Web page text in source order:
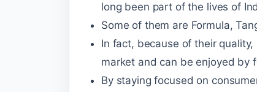
long been part of the lives of
Some of them are Formula,
In fact, because of their
market and can be enjoyed by
By staying focused on